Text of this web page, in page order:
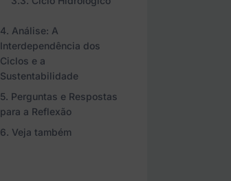
Análise: A
Interdependência dos
Ciclos e a
Sustentabilidade
Perguntas e Respostas
para a Reflexão
Veja também